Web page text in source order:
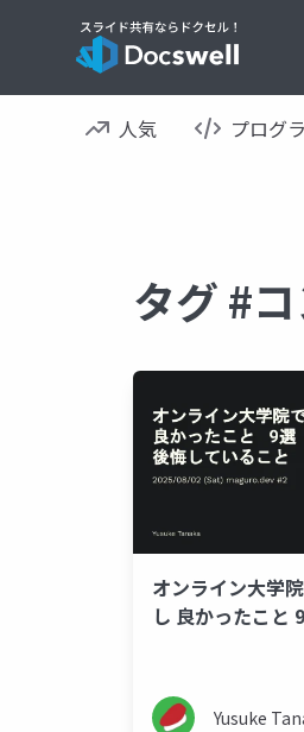
人気 プログ
タグ #
オンライン大学
し 良かったこと
Yusuke